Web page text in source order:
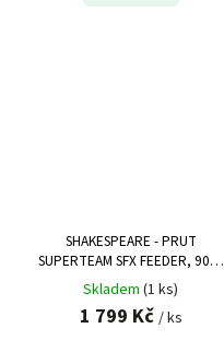
SHAKESPEARE - PRUT
SUPERTEAM SFX FEEDER, 90G,
3,3mt 3D
Skladem (1 ks)
1 799 Kč / ks